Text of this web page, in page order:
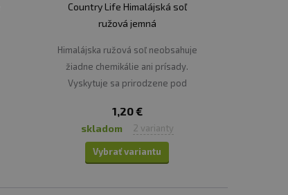
Country Life Himalájská soľ
ružová jemná
Himalájska ružová soľ neobsahuje
žiadne chemikálie ani prísady.
Vyskytuje sa prirodzene pod
farby.
1,20 €
skladom 2 varianty
Vybrať variantu